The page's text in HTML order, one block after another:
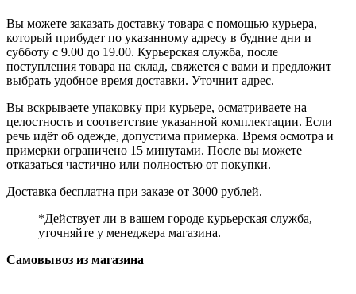
Вы можете заказать доставку товара с помощью курьера,
который прибудет по указанному адресу в будние дни и
субботу с 9.00 до 19.00. Курьерская служба, после
поступления товара на склад, свяжется с вами и предложит
выбрать удобное время доставки. Уточнит адрес.
Вы вскрываете упаковку при курьере, осматриваете на
целостность и соответствие указанной комплектации. Если
речь идёт об одежде, допустима примерка. Время осмотра и
примерки ограничено 15 минутами. После вы можете
отказаться частично или полностью от покупки.
Доставка бесплатна при заказе от 3000 рублей.
*Действует ли в вашем городе курьерская служба,
уточняйте у менеджера магазина.
Самовывоз из магазина